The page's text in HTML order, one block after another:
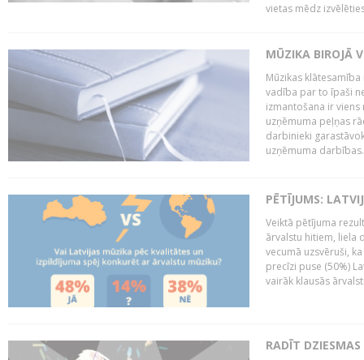
vietas mēdz
MŪZIKA BIROJĀ
Mūzikas
vadība par to īpaši
izmantošana ir
uzņēmuma peļņas
darbinieki
uzņēmuma
PĒTĪJUMS:
Veiktā pētījuma
ārvalstu hitiem, liela
vecumā uzsvēruši,
precīzi puse (50%)
vairāk klausās
RADĪT